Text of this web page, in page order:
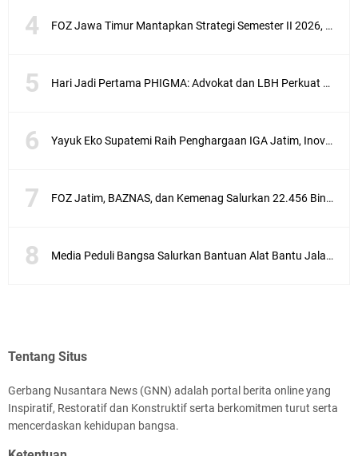
FOZ Jawa Timur Mantapkan Strategi Semester II 2026, Fokus pada Penguatan SDM Amil dan Kolaborasi BerdampakNarasi
Hari Jadi Pertama PHIGMA: Advokat dan LBH Perkuat Soliditas di Jakarta
Yayuk Eko Supatemi Raih Penghargaan IGA Jatim, Inovasi Wayang Kulit untuk Anak Berkebutuhan Khusus
FOZ Jatim, BAZNAS, dan Kemenag Salurkan 22.456 Bingkisan Lebaran Yatim Serentak di Berbagai Daerah di Jawa Timur
Media Peduli Bangsa Salurkan Bantuan Alat Bantu Jalan untuk Lansia
Tentang Situs
Gerbang Nusantara News (GNN) adalah portal berita online yang
Inspiratif, Restoratif dan Konstruktif serta berkomitmen turut serta
mencerdaskan kehidupan bangsa.